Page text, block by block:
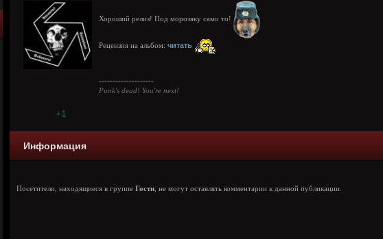
Хороший релиз! Под морозяку само то!
Рецензия на альбом: читать
--------------------
Punk's dead! You're next!
+1
Информация
Посетители, находящиеся в группе Гости , не могут оставлять комментарии к данной публикации.